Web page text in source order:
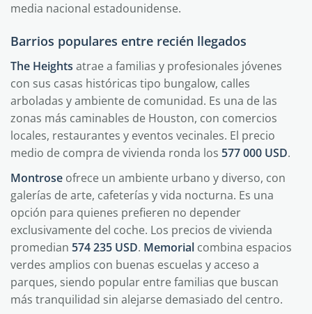
media nacional estadounidense.
Barrios populares entre recién llegados
The Heights atrae a familias y profesionales jóvenes
con sus casas históricas tipo bungalow, calles
arboladas y ambiente de comunidad. Es una de las
zonas más caminables de Houston, con comercios
locales, restaurantes y eventos vecinales. El precio
medio de compra de vivienda ronda los 577 000 USD.
Montrose ofrece un ambiente urbano y diverso, con
galerías de arte, cafeterías y vida nocturna. Es una
opción para quienes prefieren no depender
exclusivamente del coche. Los precios de vivienda
promedian 574 235 USD. Memorial combina espacios
verdes amplios con buenas escuelas y acceso a
parques, siendo popular entre familias que buscan
más tranquilidad sin alejarse demasiado del centro.